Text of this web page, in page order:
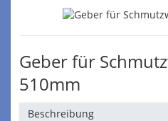
Geber für
510mm
Beschreibung